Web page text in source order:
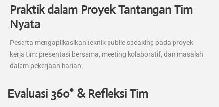
Praktik dalam Proyek Tantangan Tim
Nyata
Peserta mengaplikasikan teknik public speaking pada proyek
kerja tim: presentasi bersama, meeting kolaboratif, dan masalah
dalam pekerjaan harian.
Evaluasi 360° & Refleksi Tim